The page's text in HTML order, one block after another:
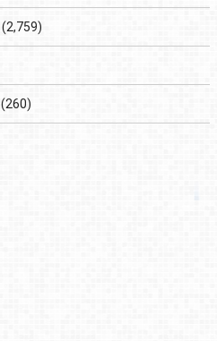
(2,759)
(260)